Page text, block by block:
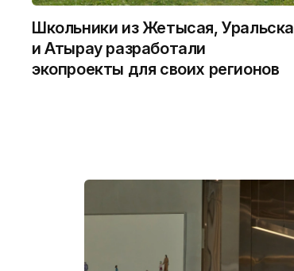
Школьники из Жетысая, Уральска
и Атырау разработали
экопроекты для своих регионов